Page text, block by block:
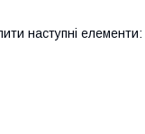
наступні елементи: